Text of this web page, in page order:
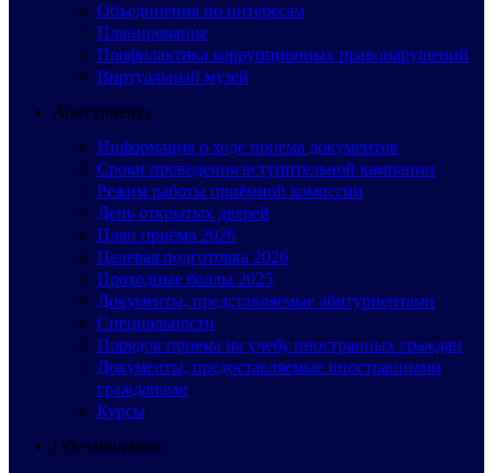
Объединения по интересам
Планирование
Профилактика коррупционных правонарушений
Виртуальный музей
Абитуриенту
Информация о ходе приема документов
Сроки проведения вступительной кампании
Режим работы приёмной комиссии
День открытых дверей
План приёма 2026
Целевая подготовка 2026
Проходные баллы 2025
Документы, представляемые абитуриентами
Специальности
Порядок приема на учебу иностранных граждан
Документы, предоставляемые иностранными
гражданами
Курсы
Обучающимся